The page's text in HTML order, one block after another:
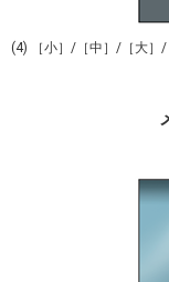
(4) ［小］/［中］/［大］/